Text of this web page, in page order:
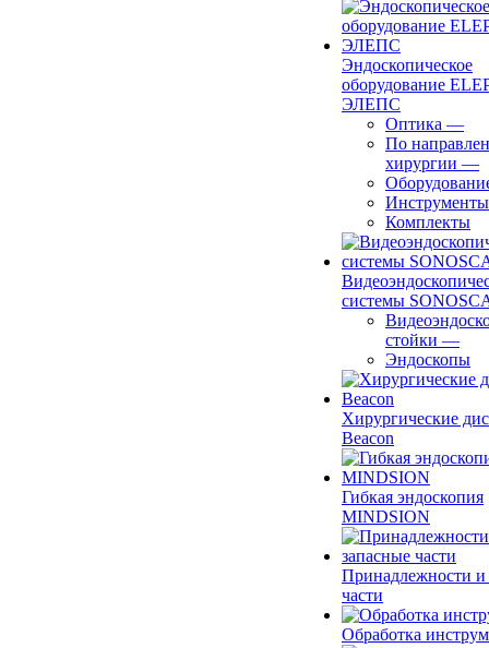
Эндоскопическое
оборудование
ЭЛЕПС
Оптика —
По
хирургии —
Инструменты
Комплекты
системы
стойки —
Эндоскопы
Хирургические
Beacon
Гибкая эндоскопия
MINDSION
Принадлежности и
части
Обработка